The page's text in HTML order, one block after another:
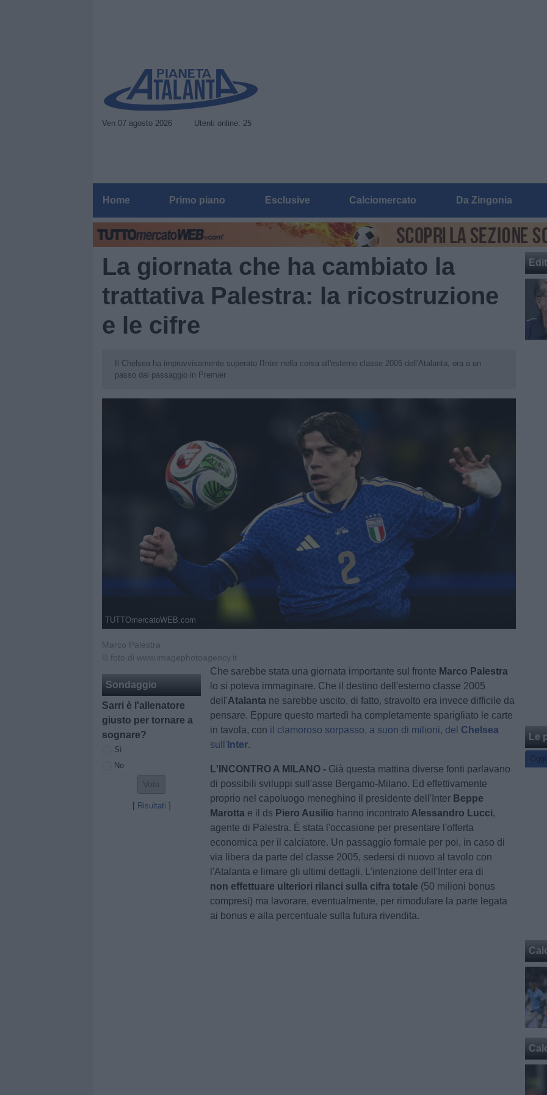
Ven 07 agosto 2026 Utenti online: 25
Home Primo piano Esclusive Calciomercato Da Zingonia
La giornata che ha cambiato la
trattativa Palestra: la ricostruzione
e le cifre
Il Chelsea ha improvvisamente superato l'Inter nella corsa all'esterno classe 2005 dell'Atalanta, ora a un
passo dal passaggio in Premier
TUTTOmercatoWEB.com
Marco Palestra
© foto di www.imagephotoagency.it
Sondaggio
Sarri è l'allenatore
giusto per tornare a
sognare?
Sì
No
[ Risultati ]
Che sarebbe stata una giornata importante sul fronte Marco Palestra
lo si poteva immaginare. Che il destino dell'esterno classe 2005
dell'Atalanta ne sarebbe uscito, di fatto, stravolto era invece difficile da
pensare. Eppure questo martedì ha completamente sparigliato le carte
in tavola, con il clamoroso sorpasso, a suon di milioni, del Chelsea
sull' Inter.
L'INCONTRO A MILANO - Già questa mattina diverse fonti parlavano
di possibili sviluppi sull'asse Bergamo-Milano. Ed effettivamente
proprio nel capoluogo meneghino il presidente dell'Inter Beppe
Marotta e il ds Piero Ausilio hanno incontrato Alessandro Lucci,
agente di Palestra. È stata l'occasione per presentare l'offerta
economica per il calciatore. Un passaggio formale per poi, in caso di
via libera da parte del classe 2005, sedersi di nuovo al tavolo con
l'Atalanta e limare gli ultimi dettagli. L'intenzione dell'Inter era di
non effettuare ulteriori rilanci sulla cifra totale (50 milioni bonus
compresi) ma lavorare, eventualmente, per rimodulare la parte legata
ai bonus e alla percentuale sulla futura rivendita.
Le
Oggi